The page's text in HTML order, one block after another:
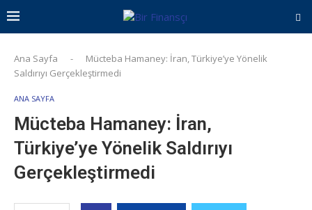
Ana Sayfa -
Mücteba Hamaney: İran, Türkiye’ye Yönelik
Saldırıyı Gerçekleştirmedi
ANA SAYFA
Mücteba Hamaney: İran,
Türkiye’ye Yönelik Saldırıyı
Gerçekleştirmedi